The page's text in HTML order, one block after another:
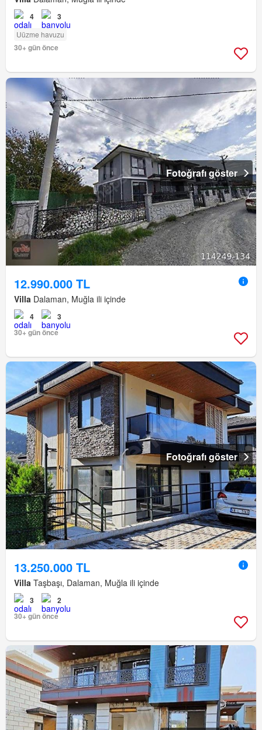
4 3
Uüzme havuzu
30+ gün önce
Fotoğrafı göster
12.990.000 TL
Villa Dalaman, Muğla ili içinde
4
3
30+ gün önce
Fotoğrafı göster
13.250.000 TL
Villa Taşbaşı, Dalaman, Muğla ili içinde
3
2
30+ gün önce